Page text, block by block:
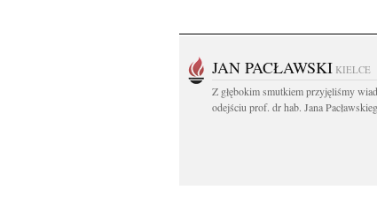
JAN PACŁAWSKI KIELCE
Z głębokim smutkiem przyjęliśmy
odejściu prof. dr hab. Jana